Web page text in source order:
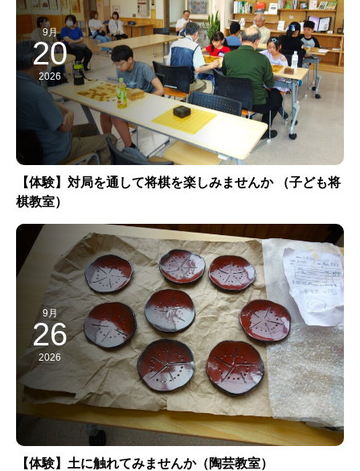
9月
20
2026
【体験】対局を通して将棋を楽しみませんか （子ども将
棋教室）
9月
26
2026
【体験】土に触れてみませんか（陶芸教室）